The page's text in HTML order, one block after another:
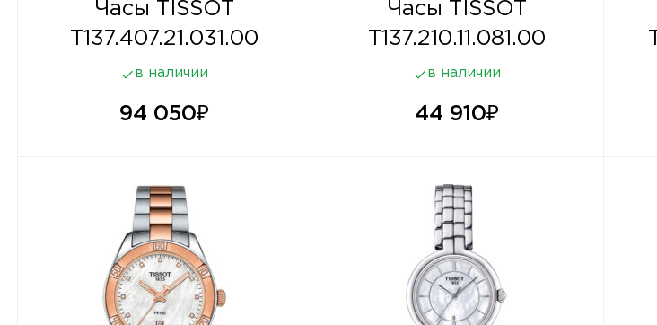
Часы TISSOT
T137.407.21.031.00
в наличии
94 050₽
Часы TISSOT
T137.210.11.081.00
в наличии
44 910₽